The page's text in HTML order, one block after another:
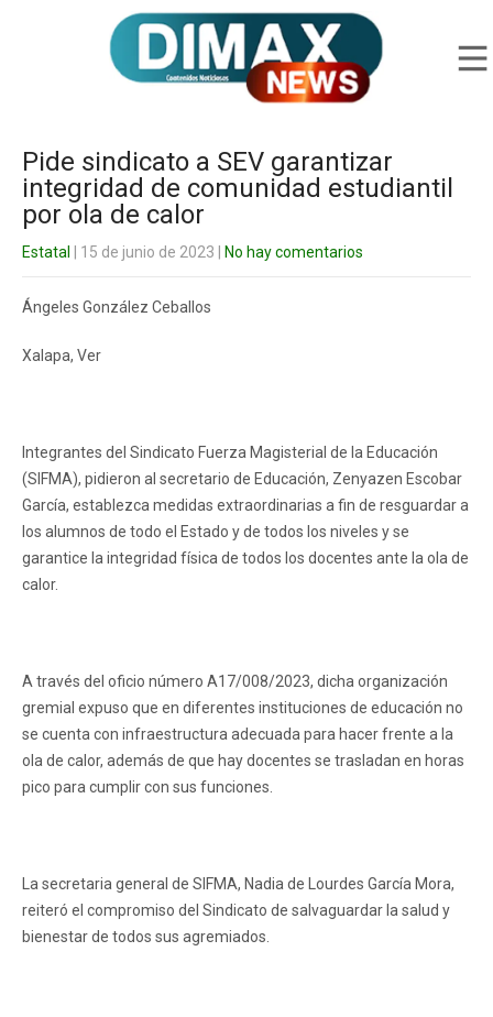
Pide sindicato a SEV garantizar
integridad de comunidad estudiantil
por ola de calor
Estatal | 15 de junio de 2023 No hay comentarios
Ángeles González Ceballos
Xalapa, Ver
Integrantes del Sindicato Fuerza Magisterial de la Educación
(SIFMA), pidieron al secretario de Educación, Zenyazen Escobar
García, establezca medidas extraordinarias a fin de resguardar a
los alumnos de todo el Estado y de todos los niveles y se
garantice la integridad física de todos los docentes ante la ola de
calor.
A través del oficio número A17/008/2023, dicha organización
gremial expuso que en diferentes instituciones de educación no
se cuenta con infraestructura adecuada para hacer frente a la
ola de calor, además de que hay docentes se trasladan en horas
pico para cumplir con sus funciones.
La secretaria general de SIFMA, Nadia de Lourdes García Mora,
reiteró el compromiso del Sindicato de salvaguardar la salud y
bienestar de todos sus agremiados.